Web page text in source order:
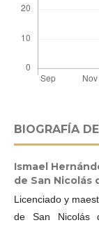
BIOGRAFÍA
Ismael
de San Nicolás
Licenciado y
de San Nicolás